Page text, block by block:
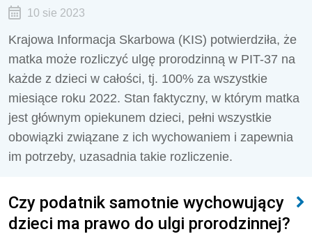
10 sie 2023
Krajowa Informacja Skarbowa (KIS) potwierdziła, że
matka może rozliczyć ulgę prorodzinną w PIT-37 na
każde z dzieci w całości, tj. 100% za wszystkie
miesiące roku 2022. Stan faktyczny, w którym matka
jest głównym opiekunem dzieci, pełni wszystkie
obowiązki związane z ich wychowaniem i zapewnia
im potrzeby, uzasadnia takie rozliczenie.
Czy podatnik samotnie wychowujący
dzieci ma prawo do ulgi prorodzinnej?